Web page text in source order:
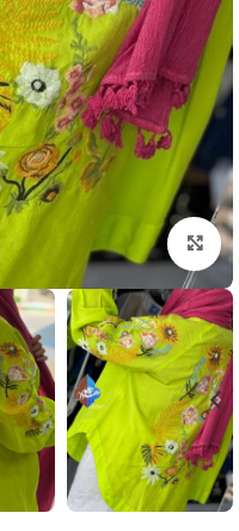
بزرگنمایی تصویر